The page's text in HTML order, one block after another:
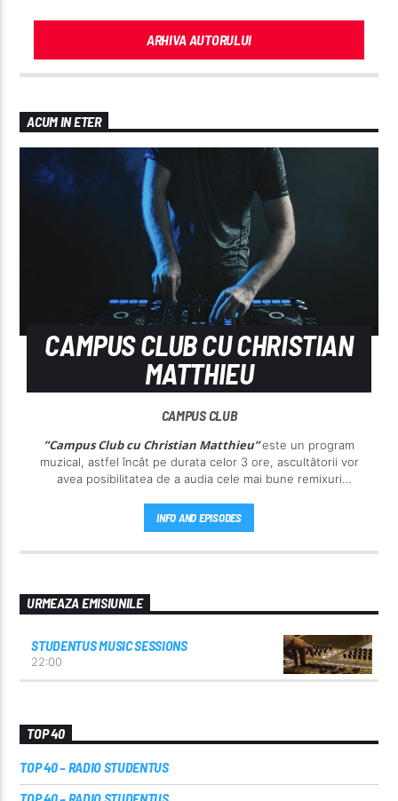
ARHIVA AUTORULUI
ACUM IN ETER
CAMPUS CLUB CU CHRISTIAN
MATTHIEU
CAMPUS CLUB
”Campus Club cu Christian Matthieu”este un program
muzical, astfel încât pe durata celor 3 ore, ascultătorii vor
avea posibilitatea de a audia cele mai bune remixuri
INFO AND EPISODES
URMEAZA EMISIUNILE
STUDENTUS MUSIC SESSIONS
22:00
TOP 40
TOP 40 – RADIO STUDENTUS